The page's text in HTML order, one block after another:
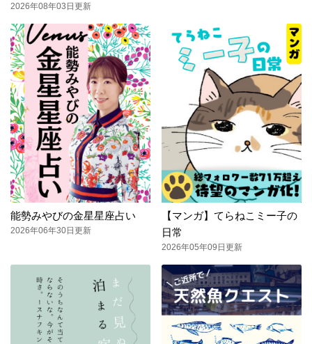
2026年08年03日更新
能勢みやびの金星星座占い
2026年06年30日更新
【マンガ】てらねこミー子の
日常
2026年05年09日更新